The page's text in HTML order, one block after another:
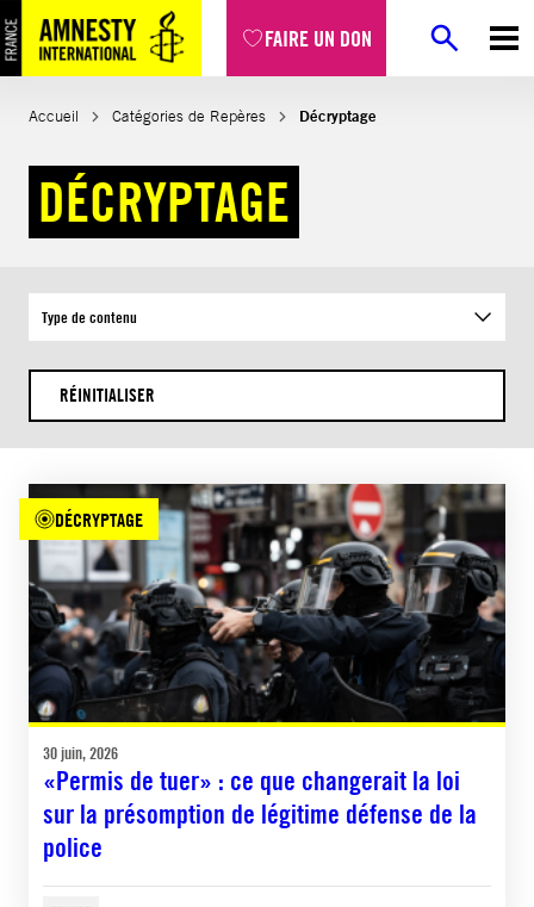
FAIRE UN DON
Aller
au
contenu
Accueil Catégories de Repères Décryptage
DÉCRYPTAGE
Type de contenu
RÉINITIALISER
DÉCRYPTAGE
30 juin, 2026
«Permis de tuer» : ce que changerait la loi
sur la présomption de légitime défense de la
police